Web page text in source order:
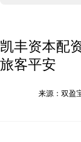
凯丰资本配
旅客平安
来源：双盈